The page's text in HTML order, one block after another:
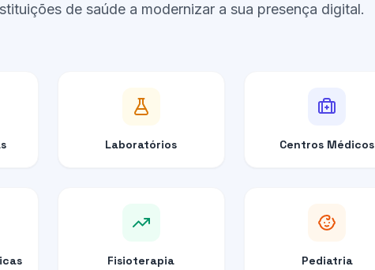
de saúde a modernizar a sua presença digital.
Laboratórios Centros Médicos
Fisioterapia Pediatria